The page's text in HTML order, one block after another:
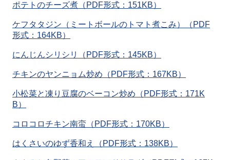
ポテトのチーズ煮（PDF形式：151KB）
ケフタタジン（ミートボールのトマト煮こみ）（PDF
形式：164KB）
にんじんシリシリ（PDF形式：145KB）
チキンのヤンニョム炒め（PDF形式：167KB）
小松菜と凍り豆腐のベーコン炒め（PDF形式：171K
B）
コロコロチキン南蛮（PDF形式：170KB）
はくさいのゆず香和え（PDF形式：138KB）